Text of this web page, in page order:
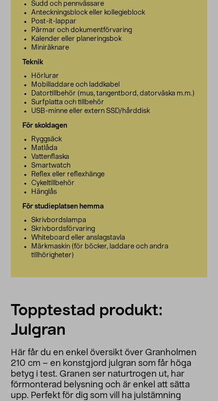
Sudd och pennvässare
Anteckningsblock eller kollegieblock
Post-it-lappar
Pärmar och dokumentförvaring
Kalender eller planeringsbok
Miniräknare
Teknik
Hörlurar
Mobilladdare och laddkabel
Datortillbehör (mus, tangentbord, datorväska m.m.)
Surfplatta och tillbehör
USB-minne eller extern SSD/hårddisk
För skoldagen
Ryggsäck
Matlåda
Vattenflaska
Smartwatch
Reflex eller reflexhänge
Cykeltillbehör
Hänglås
För studieplatsen hemma
Skrivbordslampa
Skrivbordsförvaring
Whiteboard eller anslagstavla
Märkmaskin (för böcker, laddare och andra
tillhörigheter)
Topptestad produkt:
Julgran
Här får du en enkel översikt över Granholmen
210 cm – en konstgjord julgran som får höga
betyg i test. Granen ser naturtrogen ut, har
förmonterad belysning och är enkel att sätta
upp. Perfekt för dig som vill ha julstämning